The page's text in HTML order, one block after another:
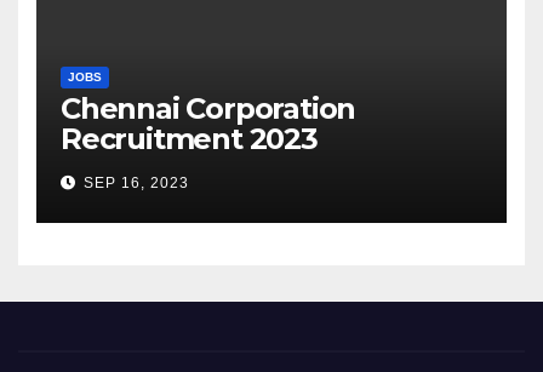
JOBS
Chennai Corporation
Recruitment 2023
SEP 16, 2023